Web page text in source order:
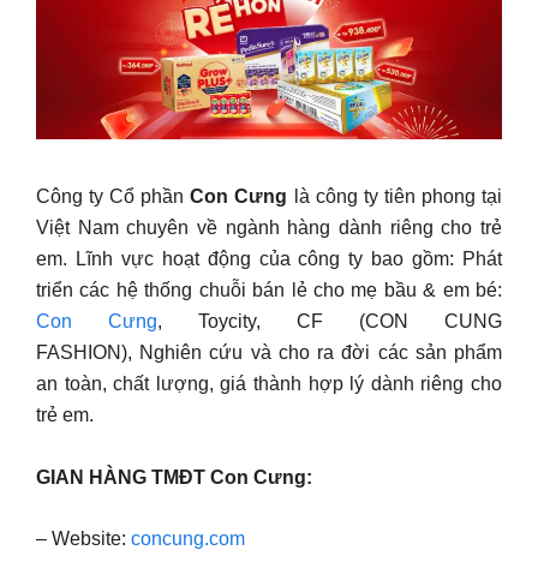
Công ty Cổ phầnCon Cưng là công ty tiên phong tại
Việt Nam chuyên về ngành hàng dành riêng cho trẻ
em. Lĩnh vực hoạt động của công ty bao gồm: Phát
triển các hệ thống chuỗi bán lẻ cho mẹ bầu & em bé:
Con Cưng, Toycity, CF (CON CUNG
FASHION), Nghiên cứu và cho ra đời các sản phẩm
an toàn, chất lượng, giá thành hợp lý dành riêng cho
trẻ em.
GIAN HÀNG TMĐT Con Cưng:
– Website: concung.com